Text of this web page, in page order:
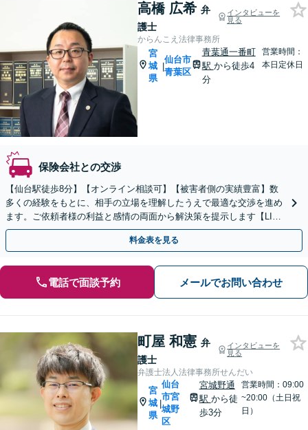
高橋 広希 弁
護士
インタビューを
見る
からんこえ法律事務所
宮
城
県
|
仙台市
青葉区
青葉通一番町
駅 から徒歩4
分
営業時間：
本日定休日
保険会社との交渉
【仙台駅徒歩8分】【オンライン相談可】【被害者側の実績豊富】数
多くの経験をもとに、相手の立場を理解したうえで最適な交渉を進め
ます。ご依頼者様の利益と感情の両面から解決策を提示します【LINE
対応可】【全国対応】【クレカ・スマホ決済可】
料金表を見る
電話で面談予約 メールでお問い合わせ
町屋 和憲 弁
護士
インタビューを
見る
弁護士法人法律事務所せんだい
宮
城
県
|
仙台
市宮
城野
区
宮城野通
駅 から徒
歩3分
営業時間：09:00
~20:00（土日祝
日）